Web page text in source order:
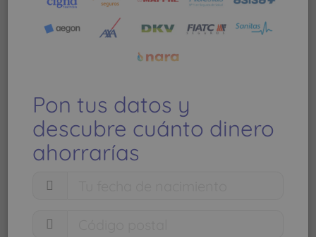
Perez Del Valle,Jose Ramon
PEREZ DEL VALLE JOSE RAMON
HOSPITAL 9 DE OCTUBRE
Pon tus datos y
descubre cuánto dinero
ahorrarías